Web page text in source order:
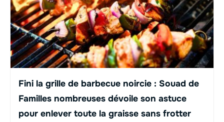
Fini la grille de barbecue noircie : Souad de
Familles nombreuses dévoile son astuce
pour enlever toute la graisse sans frotter